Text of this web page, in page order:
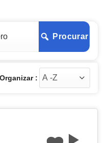
Procurar
Organizar :